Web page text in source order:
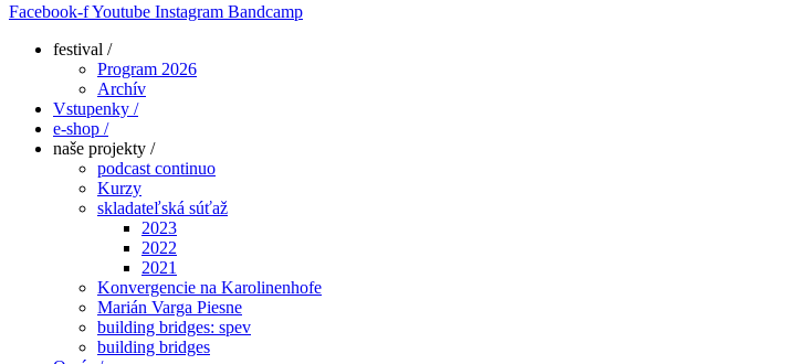
Facebook-fYoutube Instagram Bandcamp
festival /
Program 2026
Archív
Vstupenky /
e-shop /
naše projekty /
podcast continuo
Kurzy
skladateľská súťaž
2023
2022
2021
Konvergencie na Karolinenhofe
Marián Varga Piesne
building bridges: spev
building bridges